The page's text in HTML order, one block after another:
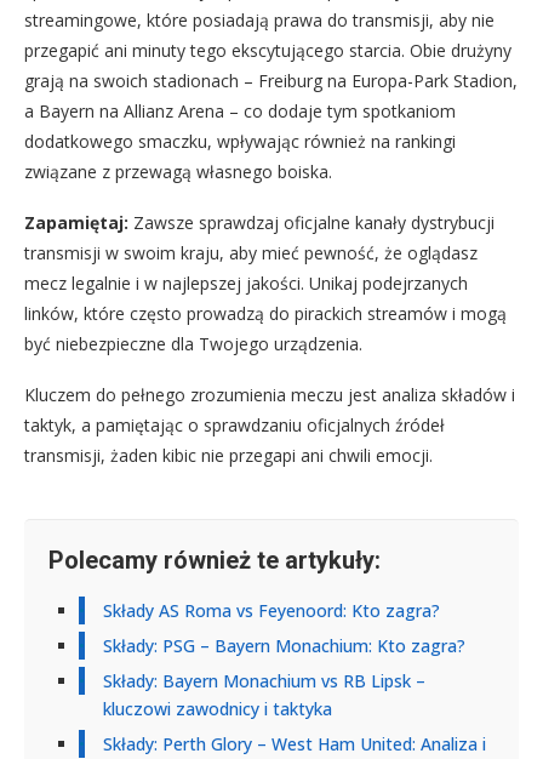
streamingowe, które posiadają prawa do transmisji, aby nie
przegapić ani minuty tego ekscytującego starcia. Obie drużyny
grają na swoich stadionach – Freiburg na Europa-Park Stadion,
a Bayern na Allianz Arena – co dodaje tym spotkaniom
dodatkowego smaczku, wpływając również na rankingi
związane z przewagą własnego boiska.
Zapamiętaj: Zawsze sprawdzaj oficjalne kanały dystrybucji
transmisji w swoim kraju, aby mieć pewność, że oglądasz
mecz legalnie i w najlepszej jakości. Unikaj podejrzanych
linków, które często prowadzą do pirackich streamów i mogą
być niebezpieczne dla Twojego urządzenia.
Kluczem do pełnego zrozumienia meczu jest analiza składów i
taktyk, a pamiętając o sprawdzaniu oficjalnych źródeł
transmisji, żaden kibic nie przegapi ani chwili emocji.
Polecamy również te artykuły:
Składy AS Roma vs Feyenoord: Kto zagra?
Składy: PSG – Bayern Monachium: Kto zagra?
Składy: Bayern Monachium vs RB Lipsk –
kluczowi zawodnicy i taktyka
Składy: Perth Glory – West Ham United: Analiza i